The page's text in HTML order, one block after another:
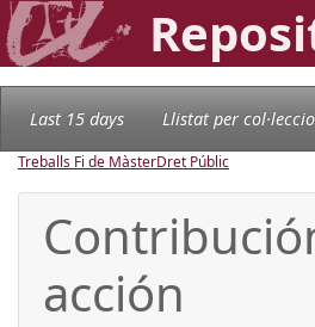
Last 15 days Llistat per
Treballs Fi de MàsterDret Públic
acción